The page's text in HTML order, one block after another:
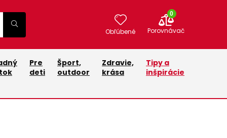
Obľúbené
0
Porovnávač
Pre
deti
Šport,
outdoor
Zdravie,
krása
Tipy a
inšpirácie